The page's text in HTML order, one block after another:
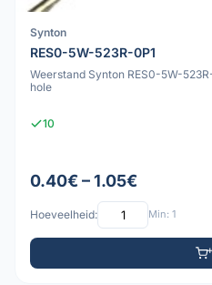
Synton
RES0-5W-523R-0P1
Weerstand Synton RES0-5W-
hole
10
0.40€ – 1.05€
Hoeveelheid: Min: 1